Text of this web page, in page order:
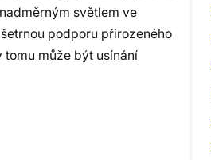
světlem ve
podporu přirozeného
může být usínání